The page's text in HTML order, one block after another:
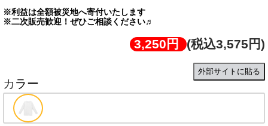
※利益は全額被災地へ寄付いたします
※二次販売歓迎！ぜひご相談ください♬
3,250円 (税込3,575円)
外部サイトに貼る
カラー